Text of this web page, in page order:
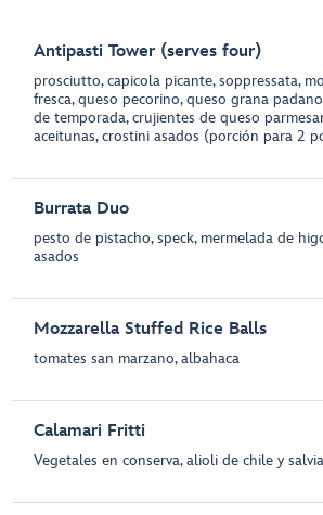
Antipasti Tower (serves four)
prosciutto, capicola picante, soppressata,
fresca, queso pecorino, queso grana
de temporada, crujientes de queso
aceitunas, crostini asados (porción para 2
Burrata Duo
pesto de pistacho, speck, mermelada de
asados
Mozzarella Stuffed Rice Balls
tomates san marzano, albahaca
Calamari Fritti
Vegetales en conserva, alioli de chile y salvia